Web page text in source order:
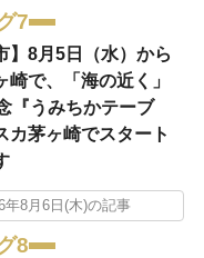
7
】8月5日（水）から
崎で、「海の近く」
『うみちかテーブ
カ茅ヶ崎でスタート
年8月6日(木)の記事
8